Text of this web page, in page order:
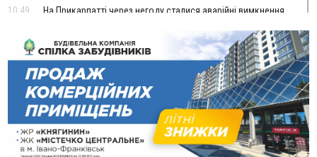
10:49
На Прикарпатті через негоду сталися аварійні вимкнення
10:43
За змову на тендері для Долинської лікарні двох
підприємців оштрафували на 272 тисячі гривень
10:09
Яремчанський суд виніс вирок чоловіку, який у Буковелі
вкрав із супермаркету пляшку віскі за 8,5 тисяч
09:53
В урочищі біля Галича археологи відкопали давньоруську
вагову гирку XII–XIII століть
09:39
У Франківську медики провели серію складних операцій
на аорті